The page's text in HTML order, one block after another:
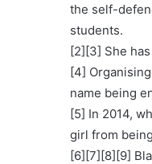
the self-
students.
[2][3] She
[4]
name being
[5] In 2014,
girl from
[6][7][8][9]